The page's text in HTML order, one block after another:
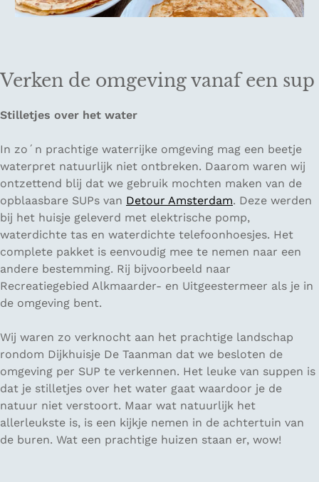
Verken de omgeving vanaf een sup
Stilletjes over het water
In zo´n prachtige waterrijke omgeving mag een beetje
waterpret natuurlijk niet ontbreken. Daarom waren wij
ontzettend blij dat we gebruik mochten maken van de
opblaasbare SUPs van Detour Amsterdam. Deze werden
bij het huisje geleverd met elektrische pomp,
waterdichte tas en waterdichte telefoonhoesjes. Het
complete pakket is eenvoudig mee te nemen naar een
andere bestemming. Rij bijvoorbeeld naar
Recreatiegebied Alkmaarder- en Uitgeestermeer als je in
de omgeving bent.
Wij waren zo verknocht aan het prachtige landschap
rondom Dijkhuisje De Taanman dat we besloten de
omgeving per SUP te verkennen. Het leuke van suppen is
dat je stilletjes over het water gaat waardoor je de
natuur niet verstoort. Maar wat natuurlijk het
allerleukste is, is een kijkje nemen in de achtertuin van
de buren. Wat een prachtige huizen staan er, wow!